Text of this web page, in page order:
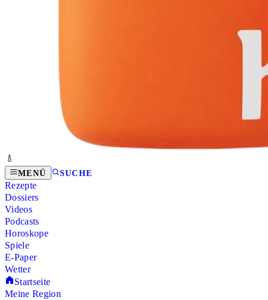
MENÜ SUCHE
Rezepte
Dossiers
Videos
Podcasts
Horoskope
Spiele
E-Paper
Wetter
Startseite
Meine Region